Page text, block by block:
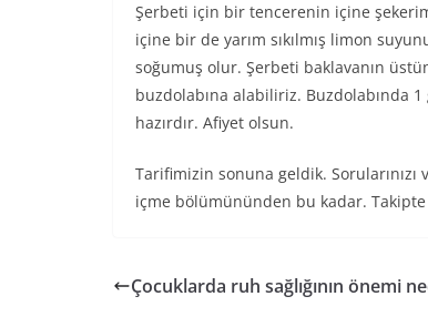
Şerbeti için bir tencerenin içine
içine bir de yarım sıkılmış limon
soğumuş olur. Şerbeti baklavanın
buzdolabına alabiliriz. Buzdolabında 1
hazırdır. Afiyet olsun.
Tarifimizin sonuna geldik.
içme bölümününden bu kadar. Takipte
Çocuklarda ruh sağlığının önemi